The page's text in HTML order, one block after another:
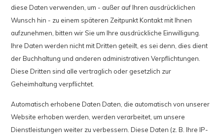
diese Daten verwenden, um - außer auf Ihren ausdrücklichen
Wunsch hin - zu einem späteren Zeitpunkt Kontakt mit Ihnen
aufzunehmen, bitten wir Sie um Ihre ausdrückliche Einwilligung.
Ihre Daten werden nicht mit Dritten geteilt, es sei denn, dies dient
der Buchhaltung und anderen administrativen Verpflichtungen.
Diese Dritten sind alle vertraglich oder gesetzlich zur
Geheimhaltung verpflichtet.
Automatisch erhobene Daten Daten, die automatisch von unserer
Website erhoben werden, werden verarbeitet, um unsere
Dienstleistungen weiter zu verbessern. Diese Daten (z. B. Ihre IP-